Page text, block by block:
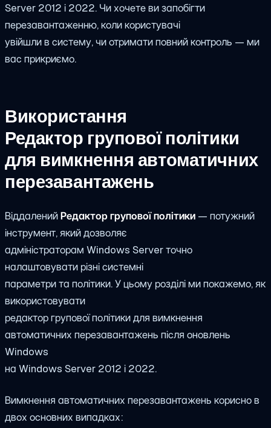
Server 2012 і 2022. Чи хочете ви запобігти
перезавантаженню, коли користувачі
увійшли в систему, чи отримати повний контроль — ми
вас прикриємо.
Використання
Редактор групової політики
для вимкнення автоматичних
перезавантажень
ВіддаленийРедактор групової політики — потужний
інструмент, який дозволяє
адміністраторам Windows Server точно
налаштовувати різні системні
параметри та політики. У цьому розділі ми покажемо, як
використовувати
редактор групової політики для вимкнення
автоматичних перезавантажень після оновлень
Windows
на Windows Server 2012 і 2022.
Вимкнення автоматичних перезавантажень корисно в
двох основних випадках: